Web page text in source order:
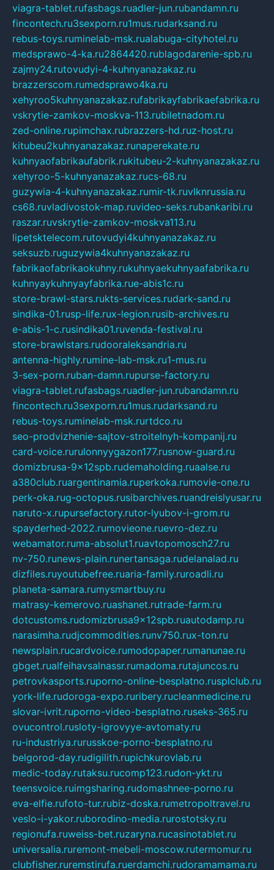
viagra-tablet.rufasbags.ruadler-jun.rubandamn.ru
fincontech.ru3sexporn.ru1mus.rudarksand.ru
rebus-toys.ruminelab-msk.rualabuga-cityhotel.ru
medsprawo-4-ka.ru2864420.rublagodarenie-spb.ru
zajmy24.rutovudyi-4-kuhnyanazakaz.ru
brazzerscom.rumedsprawo4ka.ru
xehyroo5kuhnyanazakaz.rufabrikayfabrikaefabrika.ru
vskrytie-zamkov-moskva-113.rubiletnadom.ru
zed-online.rupimchax.rubrazzers-hd.ruz-host.ru
kitubeu2kuhnyanazakaz.runaperekate.ru
kuhnyaofabrikaufabrik.rukitubeu-2-kuhnyanazakaz.ru
xehyroo-5-kuhnyanazakaz.rucs-68.ru
guzywia-4-kuhnyanazakaz.rumir-tk.ruvlknrussia.ru
cs68.ruvladivostok-map.ruvideo-seks.rubankaribi.ru
raszar.ruvskrytie-zamkov-moskva113.ru
lipetsktelecom.rutovudyi4kuhnyanazakaz.ru
seksuzb.ruguzywia4kuhnyanazakaz.ru
fabrikaofabrikaokuhny.rukuhnyaekuhnyaafabrika.ru
kuhnyaykuhnyayfabrika.rue-abis1c.ru
store-brawl-stars.rukts-services.rudark-sand.ru
sindika-01.rusp-life.rux-legion.rusib-archives.ru
e-abis-1-c.rusindika01.ruvenda-festival.ru
store-brawlstars.rudooraleksandria.ru
antenna-highly.rumine-lab-msk.ru1-mus.ru
3-sex-porn.ruban-damn.rupurse-factory.ru
viagra-tablet.rufasbags.ruadler-jun.rubandamn.ru
fincontech.ru3sexporn.ru1mus.rudarksand.ru
rebus-toys.ruminelab-msk.rurtdco.ru
seo-prodvizhenie-sajtov-stroitelnyh-kompanij.ru
card-voice.rurulonnyygazon177.rusnow-guard.ru
domizbrusa-9x12spb.rudemaholding.ruaalse.ru
a380club.ruargentinamia.ruperkoka.rumovie-one.ru
perk-oka.rug-octopus.rusibarchives.ruandreislyusar.ru
naruto-x.rupursefactory.rutor-lyubov-i-grom.ru
spayderhed-2022.rumovieone.ruevro-dez.ru
webamator.ruma-absolut1.ruavtopomosch27.ru
nv-750.runews-plain.runertansaga.rudelanalad.ru
dizfiles.ruyoutubefree.ruaria-family.ruroadli.ru
planeta-samara.rumysmartbuy.ru
matrasy-kemerovo.ruashanet.rutrade-farm.ru
dotcustoms.rudomizbrusa9x12spb.ruautodamp.ru
narasimha.rudjcommodities.runv750.rux-ton.ru
newsplain.rucardvoice.rumodopaper.rumanunae.ru
gbget.rualfeihavsalnassr.rumadoma.rutajuncos.ru
petrovkasports.ruporno-online-besplatno.rusplclub.ru
york-life.rudoroga-expo.ruribery.rucleanmedicine.ru
slovar-ivrit.ruporno-video-besplatno.ruseks-365.ru
ovucontrol.rusloty-igrovyye-avtomaty.ru
ru-industriya.rurusskoe-porno-besplatno.ru
belgorod-day.rudigilith.rupichkurovlab.ru
medic-today.rutaksu.rucomp123.rudon-ykt.ru
teensvoice.ruimgsharing.rudomashnee-porno.ru
eva-elfie.rufoto-tur.rubiz-doska.rumetropoltravel.ru
veslo-i-yakor.ruborodino-media.rurostotsky.ru
regionufa.ruweiss-bet.ruzaryna.rucasinotablet.ru
universalia.ruremont-mebeli-moscow.rutermomur.ru
clubfisher.ruremstirufa.ruerdamchi.rudoramamama.ru